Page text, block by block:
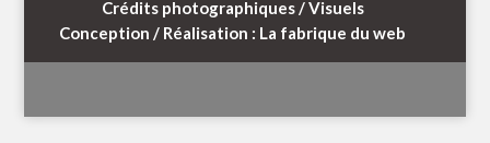
Crédits photographiques / Visuels
Conception / Réalisation : La fabrique du web